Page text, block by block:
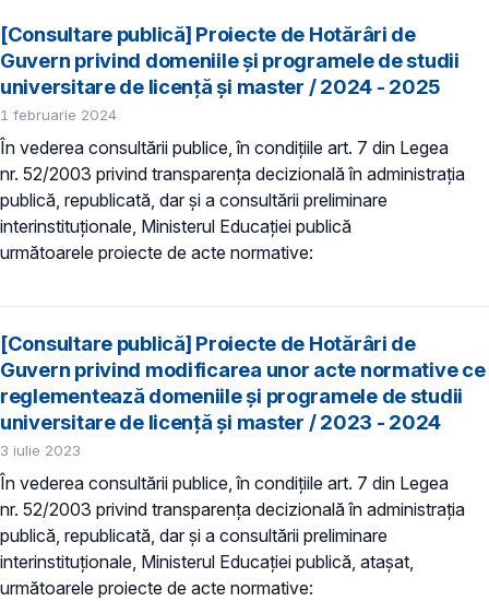
[Consultare publică] Proiecte de Hotărâri de
Guvern privind domeniile şi programele de studii
universitare de licență și master / 2024 - 2025
1 februarie 2024
În vederea consultării publice, în condiţiile art. 7 din Legea
nr. 52/2003 privind transparenţa decizională în administraţia
publică, republicată, dar și a consultării preliminare
interinstituționale, Ministerul Educaţiei publică
următoarele proiecte de acte normative:
[Consultare publică] Proiecte de Hotărâri de
Guvern privind modificarea unor acte normative ce
reglementează domeniile şi programele de studii
universitare de licență și master / 2023 - 2024
3 iulie 2023
În vederea consultării publice, în condiţiile art. 7 din Legea
nr. 52/2003 privind transparenţa decizională în administraţia
publică, republicată, dar și a consultării preliminare
interinstituționale, Ministerul Educaţiei publică, atașat,
următoarele proiecte de acte normative: